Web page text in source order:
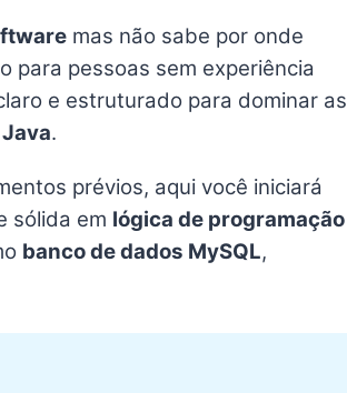
mas não sabe por onde
para pessoas sem experiência
e estruturado para dominar as
Java.
prévios, aqui você iniciará
sólida em lógica de programação
banco de dados MySQL,